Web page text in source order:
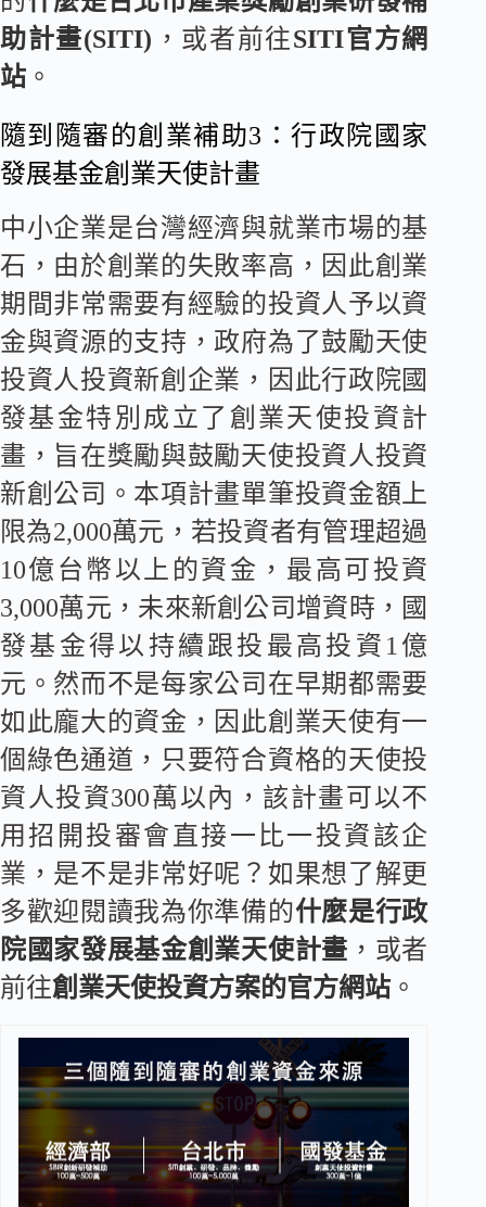
助計畫(SITI) ，或者前往SITI官方網
站 。
隨到隨審的創業補助3：行政院國家
發展基金創業天使計畫
中小企業是台灣經濟與就業市場的基
石，由於創業的失敗率高，因此創業
期間非常需要有經驗的投資人予以資
金與資源的支持，政府為了鼓勵天使
投資人投資新創企業，因此行政院國
發基金特別成立了創業天使投資計
畫，旨在獎勵與鼓勵天使投資人投資
新創公司。本項計畫單筆投資金額上
限為2,000萬元，若投資者有管理超過
10億台幣以上的資金，最高可投資
3,000萬元，未來新創公司增資時，國
發基金得以持續跟投最高投資1億
元。然而不是每家公司在早期都需要
如此龐大的資金，因此創業天使有一
個綠色通道，只要符合資格的天使投
資人投資300萬以內，該計畫可以不
用招開投審會直接一比一投資該企
業，是不是非常好呢？如果想了解更
多歡迎閱讀我為你準備的什麼是行政
院國家發展基金創業天使計畫 ，或者
前往創業天使投資方案的官方網站 。